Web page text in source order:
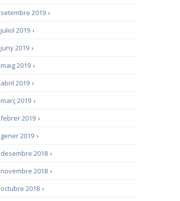
›
setembre 2019
›
juliol 2019
›
juny 2019
›
maig 2019
›
abril 2019
›
març 2019
›
febrer 2019
›
gener 2019
›
desembre 2018
›
novembre 2018
›
octubre 2018